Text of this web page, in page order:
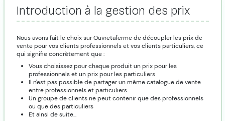
Introduction à la gestion des prix
Nous avons fait le choix sur Ouvretaferme de découpler les prix de
vente pour vos clients professionnels et vos clients particuliers, ce
qui signifie concrètement que :
Vous choisissez pour chaque produit un prix pour les
professionnels et un prix pour les particuliers
Il n'est pas possible de partager un même catalogue de vente
entre professionnels et particuliers
Un groupe de clients ne peut contenir que des professionnels
ou que des particuliers
Et ainsi de suite...